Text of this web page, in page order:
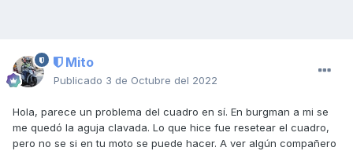
Mito
Publicado 3 de Octubre del 2022
Hola, parece un problema del cuadro en sí. En burgman a mi se
me quedó la aguja clavada. Lo que hice fue resetear el cuadro,
pero no se si en tu moto se puede hacer. A ver algún compañero